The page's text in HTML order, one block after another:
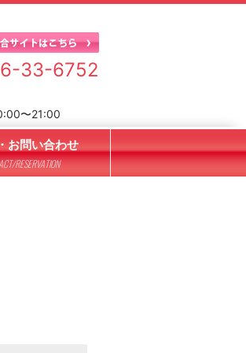
33-6752
〜21:00
お問い合わせ
RESERVATION